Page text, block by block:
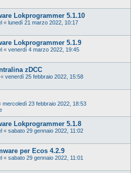
Lokprogrammer 5.1.10
« lunedì 21 marzo 2022, 10:17
Lokprogrammer 5.1.9
« venerdì 4 marzo 2022, 19:45
zDCC
« venerdì 25 febbraio 2022, 15:58
mercoledì 23 febbraio 2022, 18:53
Lokprogrammer 5.1.8
« sabato 29 gennaio 2022, 11:02
per Ecos 4.2.9
« sabato 29 gennaio 2022, 11:01